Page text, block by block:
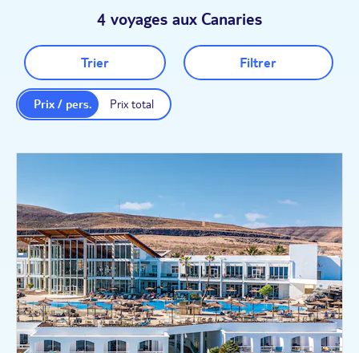
4 voyages aux Canaries
Trier Filtrer
Prix total
Prix / pers.